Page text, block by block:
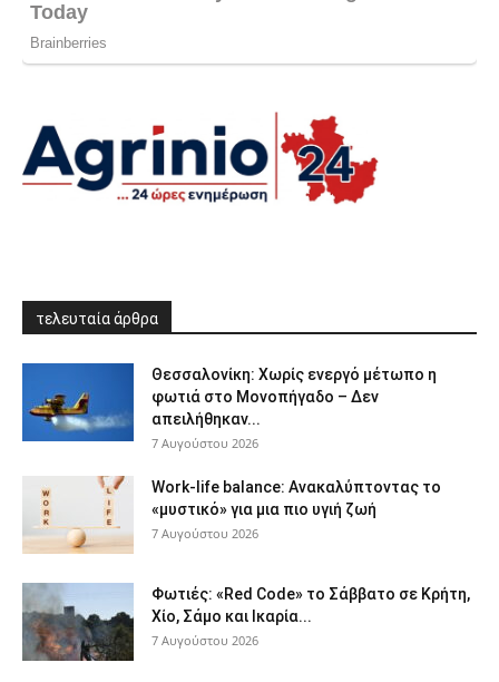
τελευταία άρθρα
Θεσσαλονίκη: Χωρίς ενεργό μέτωπο η
φωτιά στο Μονοπήγαδο – Δεν
απειλήθηκαν...
7 Αυγούστου 2026
Work-life balance: Ανακαλύπτοντας το
«μυστικό» για μια πιο υγιή ζωή
7 Αυγούστου 2026
Φωτιές: «Red Code» το Σάββατο σε Κρήτη,
Χίο, Σάμο και Ικαρία...
7 Αυγούστου 2026